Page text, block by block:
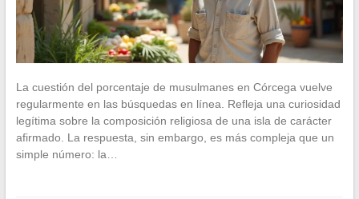
La cuestión del porcentaje de musulmanes en Córcega vuelve
regularmente en las búsquedas en línea. Refleja una curiosidad
legítima sobre la composición religiosa de una isla de carácter
afirmado. La respuesta, sin embargo, es más compleja que un
simple número: la…